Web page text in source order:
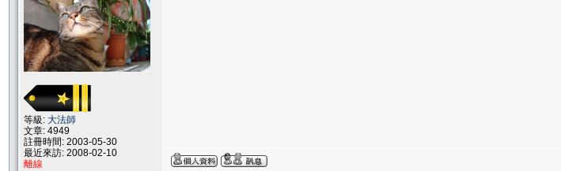
等級: 大法師
文章: 4949
註冊時間: 2003-05-30
最近來訪: 2008-02-10
離線